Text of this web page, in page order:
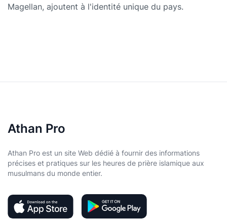
Magellan, ajoutent à l'identité unique du pays.
Athan Pro
Athan Pro est un site Web dédié à fournir des informations
précises et pratiques sur les heures de prière islamique aux
musulmans du monde entier.